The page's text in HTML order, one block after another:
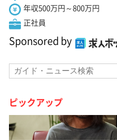
年収500万円～800万円
正社員
Sponsored by
ピックアップ